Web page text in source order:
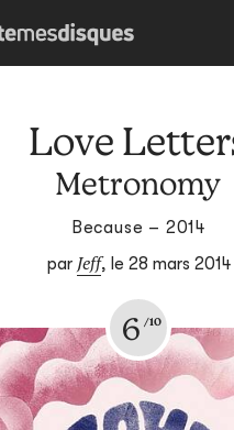
Love
Metronomy
Because – 2014
par Jeff, le 28 mars 2014
6